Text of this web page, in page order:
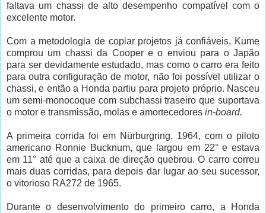
faltava um chassi de alto desempenho compatível com o
excelente motor.
Com a metodologia de copiar projetos já confiáveis, Kume
comprou um chassi da Coopere o enviou para o Japão
para ser devidamente estudado, mas como o carro era feito
para outra configuração de motor, não foi possível utilizar o
chassi, e então a Honda partiu para projeto próprio. Nasceu
um semi-monocoquecom subchassi traseiro que suportava
o motor e transmissão, molas e amortecedores in-board.
A primeira corrida foi em Nürburgring, 1964, com o piloto
americano Ronnie Bucknum, que largou em 22° e estava
em 11° até que a caixa de direçãoquebrou. O carro correu
mais duas corridas, para depois dar lugar ao seu sucessor,
o vitorioso RA272 de 1965.
Durante o desenvolvimento do primeiro carro, a
Honda